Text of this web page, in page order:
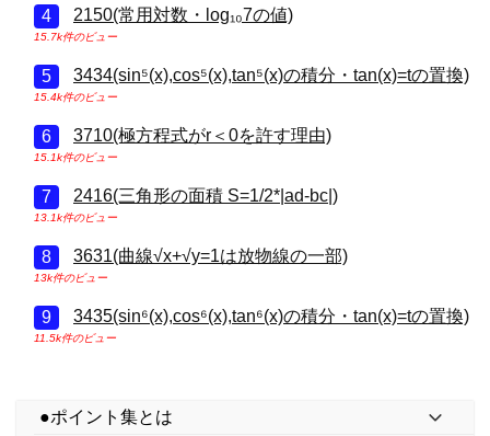
2150(常用対数・log₁₀7の値)
15.7k件のビュー
3434(sin⁵(x),cos⁵(x),tan⁵(x)の積分・tan(x)=tの置換)
15.4k件のビュー
3710(極方程式がr＜0を許す理由)
15.1k件のビュー
2416(三角形の面積 S=1/2*|ad-bc|)
13.1k件のビュー
3631(曲線√x+√y=1は放物線の一部)
13k件のビュー
3435(sin⁶(x),cos⁶(x),tan⁶(x)の積分・tan(x)=tの置換)
11.5k件のビュー
●ポイント集とは